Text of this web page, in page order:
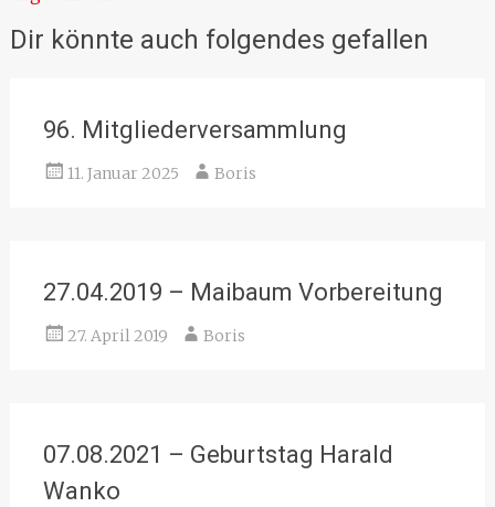
Dir könnte auch folgendes gefallen
96. Mitgliederversammlung
11. Januar 2025 Boris
27.04.2019 – Maibaum Vorbereitung
27. April 2019 Boris
07.08.2021 – Geburtstag Harald
Wanko